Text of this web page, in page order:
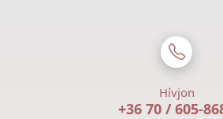
Hívjon
+36 70 / 605-